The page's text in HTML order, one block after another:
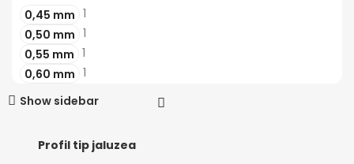
0,45 mm 1
0,50 mm 1
0,55 mm 1
0,60 mm 1
Show sidebar
Profil tip jaluzea